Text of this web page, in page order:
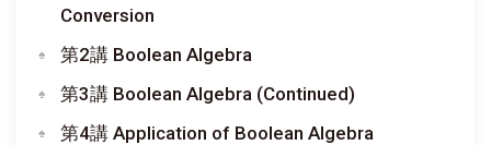
Conversion
第2講 Boolean Algebra
第3講 Boolean Algebra (Continued)
第4講 Application of Boolean Algebra